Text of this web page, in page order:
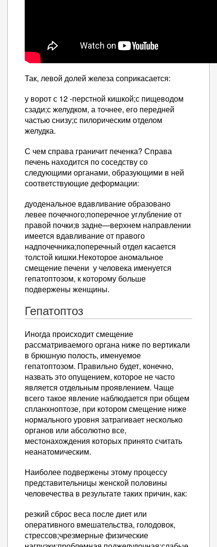
Так, левой долей железа соприкасается:
у ворот с 12 -перстной кишкой;с пищеводом
сзади;с желудком, а точнее, его передней
частью снизу;с пилорическим отделом
желудка.
С чем справа граничит печенка? Справа
печень находится по соседству со
следующими органами, образующими в ней
соответствующие деформации:
дуоденальное вдавливание образовано
левее почечного;поперечное углубление от
правой почки;в задне—верхнем направлении
имеется вдавливание от правого
надпочечника;поперечный отдел касается
толстой кишки.Некоторое аномальное
смещение печени у человека именуется
гепатоптозом, к которому больше
подвержены женщины.
Гепатоптоз
Иногда происходит смещение
рассматриваемого органа ниже по вертикали
в брюшную полость, именуемое
гепатоптозом. Правильно будет, конечно,
назвать это опущением, которое не часто
является отдельным проявлением. Чаще
всего такое явление наблюдается при общем
спланхноптозе, при котором смещение ниже
нормального уровня затрагивает несколько
органов или абсолютно все,
местонахождения которых принято считать
неанатомическим.
Наиболее подвержены этому процессу
представительницы женской половины
человечества в результате таких причин, как:
резкий сброс веса после диет или
оперативного вмешательства, голодовок,
стрессов;чрезмерные физические